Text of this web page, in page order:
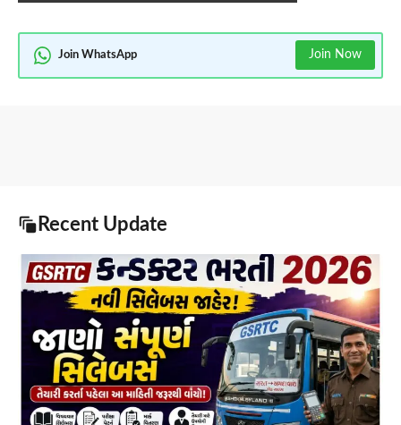
Join WhatsApp Join Now
Recent Update